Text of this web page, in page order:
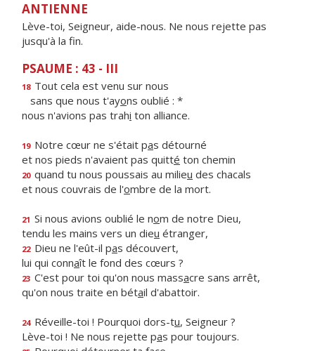
ANTIENNE
Lève-toi, Seigneur, aide-nous. Ne nous rejette pas
jusqu'à la fin.
PSAUME : 43 - III
18 Tout cela est venu sur nous
sans que nous t'ayons oublié : *
nous n'avions pas trahi ton alliance.
19 Notre cœur ne s'était pas détourné
et nos pieds n'avaient pas quitté ton chemin
20 quand tu nous poussais au milieu des chacals
et nous couvrais de l'ombre de la mort.
21 Si nous avions oublié le nom de notre Dieu,
tendu les mains vers un dieu étranger,
22 Dieu ne l'eût-il pas découvert,
lui qui connaît le fond des cœurs ?
23 C'est pour toi qu'on nous massacre sans arrêt,
qu'on nous traite en bétail d'abattoir.
24 Réveille-toi ! Pourquoi dors-tu, Seigneur ?
Lève-toi ! Ne nous rejette pas pour toujours.